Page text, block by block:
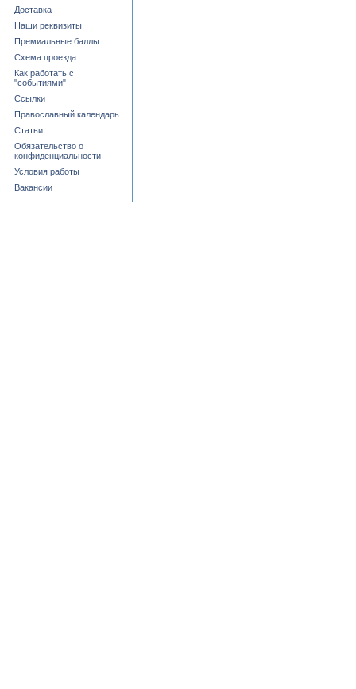
Доставка
Наши реквизиты
Премиальные баллы
Схема проезда
Как работать с
"событиями"
Ссылки
Православный календарь
Статьи
Обязательство о
конфиденциальности
Условия работы
Вакансии